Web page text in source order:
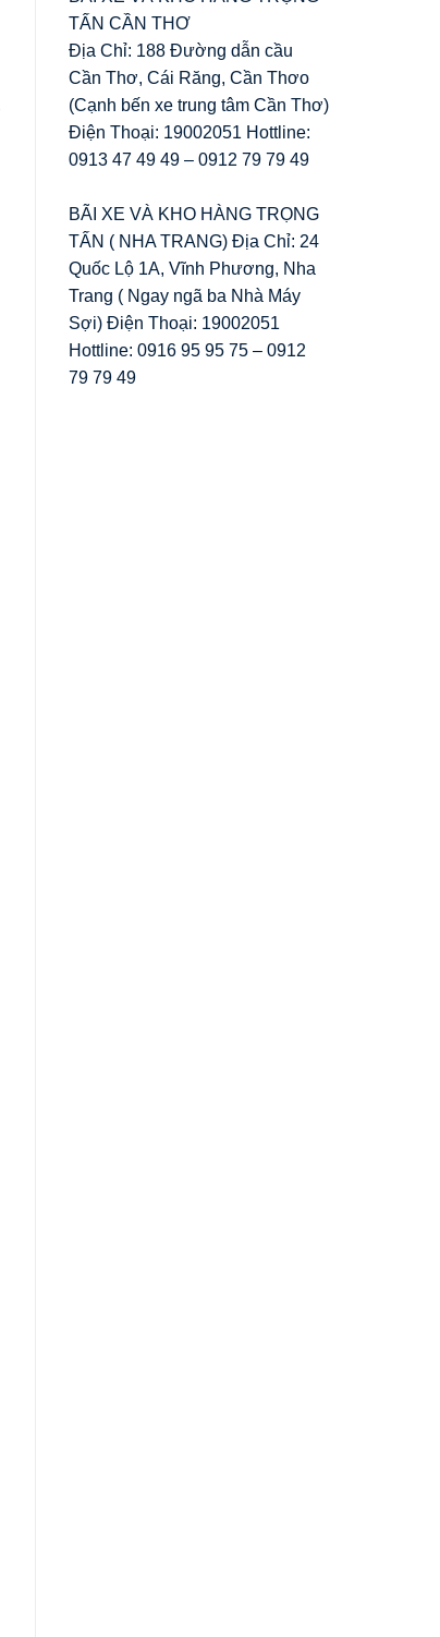
TẤN CẦN THƠ
Địa Chỉ: 188 Đường dẫn cầu
Cần Thơ, Cái Răng, Cần Thơo
(Cạnh bến xe trung tâm Cần Thơ)
Điện Thoại: 19002051 Hottline:
0913 47 49 49 – 0912 79 79 49
BÃI XE VÀ KHO HÀNG TRỌNG
TẤN ( NHA TRANG) Địa Chỉ: 24
Quốc Lộ 1A, Vĩnh Phương, Nha
Trang ( Ngay ngã ba Nhà Máy
Sợi) Điện Thoại: 19002051
Hottline: 0916 95 95 75 – 0912
79 79 49